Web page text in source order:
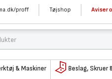
proff Tøjshop Aviser
& Maskiner Beslag, Skruer